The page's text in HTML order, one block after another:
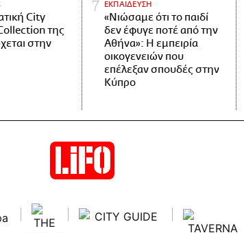
City
της
στην
ΕΚΠΑΙΔΕΥΣΗ
«Νιώσαμε ότι το παιδί
δεν έφυγε ποτέ από την
Αθήνα»: Η εμπειρία
οικογενειών που
επέλεξαν σπουδές στην
Κύπρο